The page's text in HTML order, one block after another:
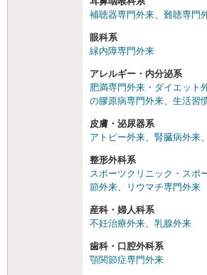
補聴器専門外来
難聴専門
眼科系
緑内障専門外来
アレルギー・内分泌系
肥満専門外来・ダイエット
の膠原病専門外来
生活習
皮膚・泌尿器系
アトピー外来
腎臓病外来
整形外科系
スポーツクリニック・スポ
節外来
リウマチ専門外来
産科・婦人科系
不妊治療外来
乳腺外来
歯科・口腔外科系
顎関節症専門外来